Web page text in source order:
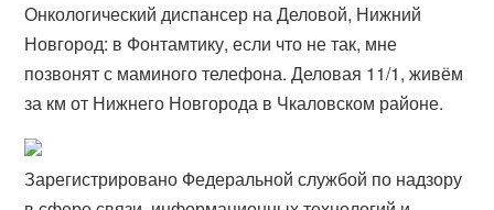
Онкологический диспансер на Деловой, Нижний
Новгород: в Фонтамтику, если что не так, мне
позвонят с маминого телефона. Деловая 11/1, живём
за км от Нижнего Новгорода в Чкаловском районе.
Зарегистрировано Федеральной службой по надзору